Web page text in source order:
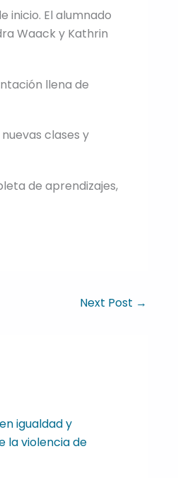
inicio. El alumnado
Waack y Kathrin
llena de
clases y
de aprendizajes,
Next Post →